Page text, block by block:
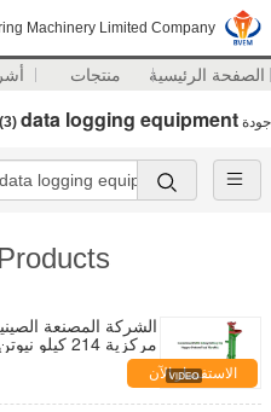
Machinery Limited Company
الصفحة الرئيسية منتجات
جودة data logging equipment
(3)
الشركة المصنعة
مركزية
الطاقةالاستفسار الآن